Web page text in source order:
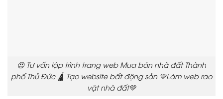
😍 Tư vấn lập trình trang web Mua bán nhà đất Thành
phố Thủ Đức 🛕 Tạo website bất động sản 💛Làm web rao
vặt nhà đất💚